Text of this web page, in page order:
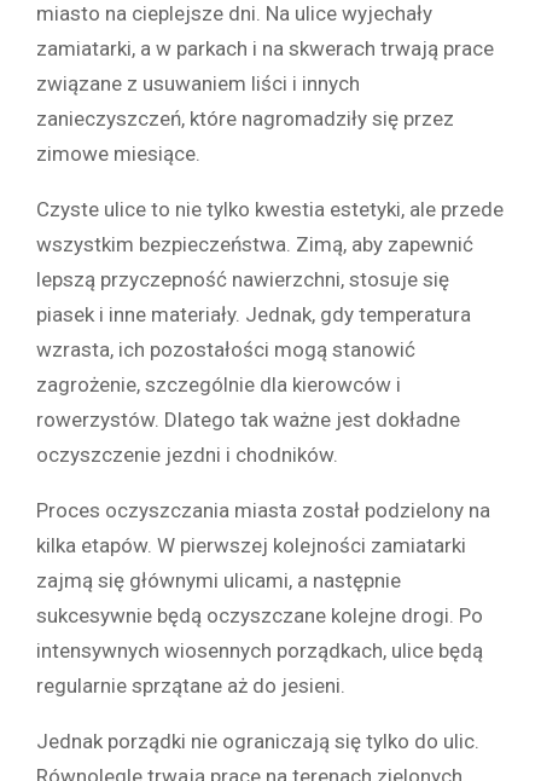
miasto na cieplejsze dni. Na ulice wyjechały
zamiatarki, a w parkach i na skwerach trwają prace
związane z usuwaniem liści i innych
zanieczyszczeń, które nagromadziły się przez
zimowe miesiące.
Czyste ulice to nie tylko kwestia estetyki, ale przede
wszystkim bezpieczeństwa. Zimą, aby zapewnić
lepszą przyczepność nawierzchni, stosuje się
piasek i inne materiały. Jednak, gdy temperatura
wzrasta, ich pozostałości mogą stanowić
zagrożenie, szczególnie dla kierowców i
rowerzystów. Dlatego tak ważne jest dokładne
oczyszczenie jezdni i chodników.
Proces oczyszczania miasta został podzielony na
kilka etapów. W pierwszej kolejności zamiatarki
zajmą się głównymi ulicami, a następnie
sukcesywnie będą oczyszczane kolejne drogi. Po
intensywnych wiosennych porządkach, ulice będą
regularnie sprzątane aż do jesieni.
Jednak porządki nie ograniczają się tylko do ulic.